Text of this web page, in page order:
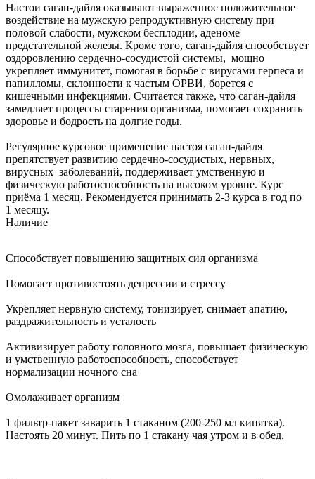
Настои саган-дайля оказывают выраженное положительное
воздействие на мужскую репродуктивную систему при
половой слабости, мужском бесплодии, аденоме
предстательной железы. Кроме того, саган-дайля способствует
оздоровлению сердечно-сосудистой системы, мощно
укрепляет иммунитет, помогая в борьбе с вирусами герпеса и
папилломы, склонности к частым ОРВИ, борется с
кишечными инфекциями. Считается также, что саган-дайля
замедляет процессы старения организма, помогает сохранить
здоровье и бодрость на долгие годы.
Регулярное курсовое применение настоя саган-дайля
препятствует развитию сердечно-сосудистых, нервных,
вирусных заболеваний, поддерживает умственную и
физическую работоспособность на высоком уровне. Курс
приёма 1 месяц. Рекомендуется принимать 2-3 курса в год по
1 месяцу.
Наличие
Способствует повышению защитных сил организма
Помогает противостоять депрессии и стрессу
Укрепляет нервную систему, тонизирует, снимает апатию,
раздражительность и усталость
Активизирует работу головного мозга, повышает физическую
и умственную работоспособность, способствует
нормализации ночного сна
Омолаживает организм
1 фильтр-пакет заварить 1 стаканом (200-250 мл кипятка).
Настоять 20 минут. Пить по 1 стакану чая утром и в обед.